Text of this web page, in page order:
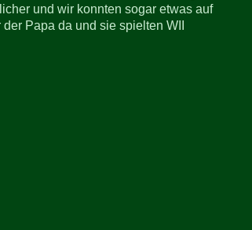
und wir konnten sogar etwas auf
Papa da und sie spielten WII